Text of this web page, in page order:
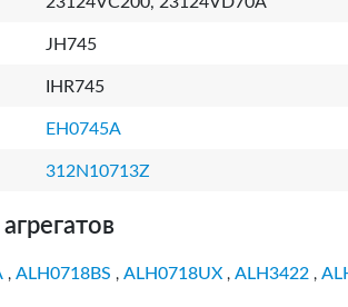
JH745
IHR745
EH0745A
312N10713Z
, ALH0718BS , ALH0718UX , ALH3422 ,